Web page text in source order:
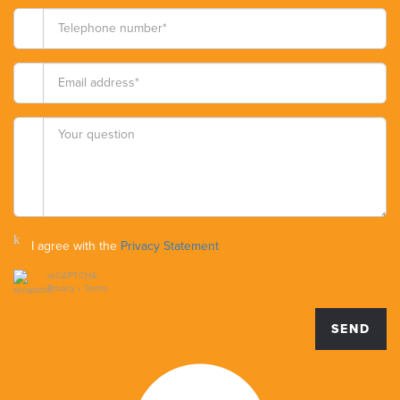
I agree with the Privacy Statement
reCAPTCHA
Privacy • Terms
SEND